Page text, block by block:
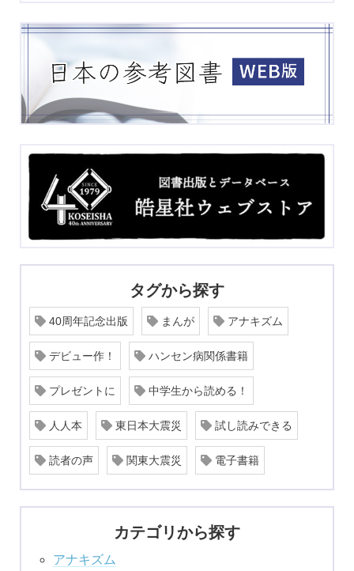
タグから探す
40周年記念出版 まんが アナキズム
デビュー作！ ハンセン病関係書籍
プレゼントに 中学生から読める！
人人本 東日本大震災 試し読みできる
読者の声 関東大震災 電子書籍
カテゴリから探す
アナキズム